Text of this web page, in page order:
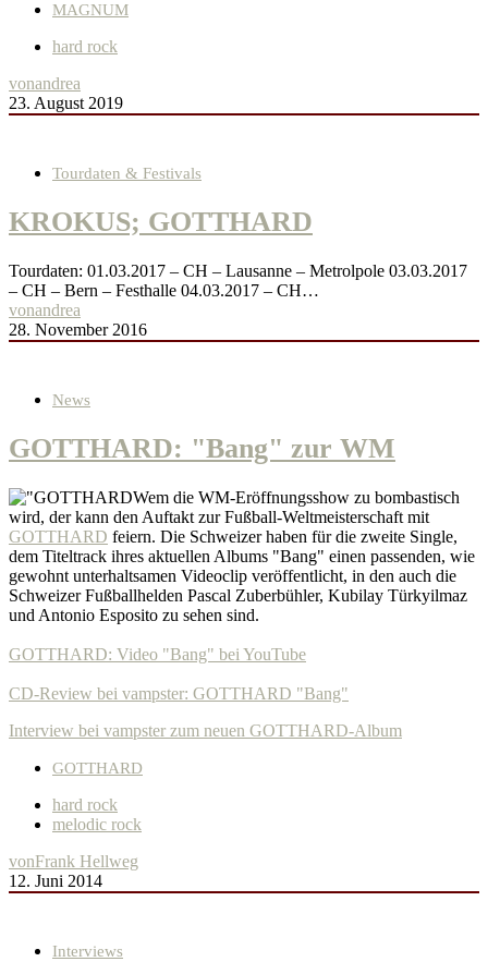
MAGNUM
hard rock
vonandrea
23. August 2019
Tourdaten & Festivals
KROKUS; GOTTHARD
Tourdaten: 01.03.2017 – CH – Lausanne – Metrolpole 03.03.2017
– CH – Bern – Festhalle 04.03.2017 – CH…
vonandrea
28. November 2016
News
GOTTHARD: "Bang" zur WM
Wem die WM-Eröffnungsshow zu bombastisch
wird, der kann den Auftakt zur Fußball-Weltmeisterschaft mit
GOTTHARD feiern. Die Schweizer haben für die zweite Single,
dem Titeltrack ihres aktuellen Albums "Bang" einen passenden, wie
gewohnt unterhaltsamen Videoclip veröffentlicht, in den auch die
Schweizer Fußballhelden Pascal Zuberbühler, Kubilay Türkyilmaz
und Antonio Esposito zu sehen sind.
GOTTHARD: Video "Bang" bei YouTube
CD-Review bei vampster: GOTTHARD "Bang"
Interview bei vampster zum neuen GOTTHARD-Album
GOTTHARD
hard rock
melodic rock
vonFrank Hellweg
12. Juni 2014
Interviews